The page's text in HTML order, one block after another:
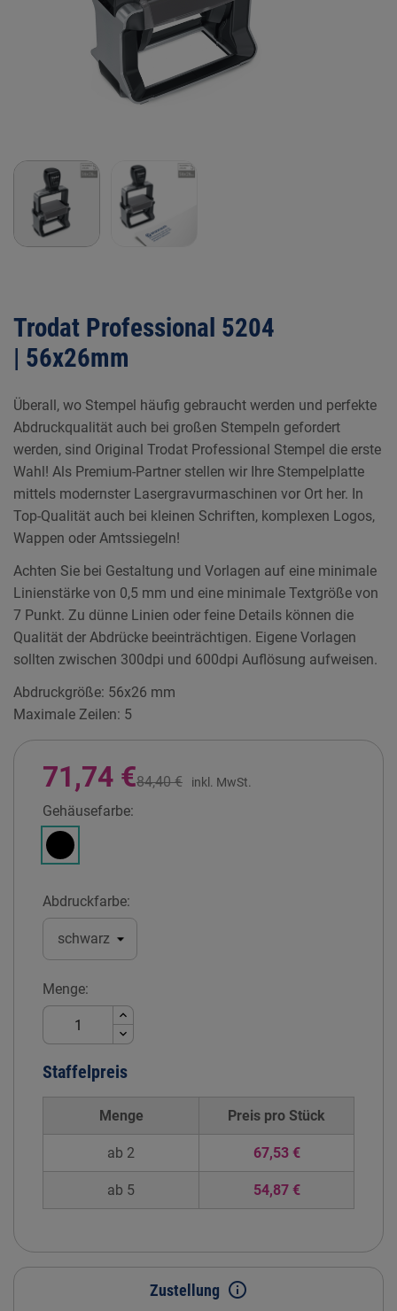
Trodat Professional 5204
| 56x26mm
Überall, wo Stempel häufig gebraucht werden und perfekte
Abdruckqualität auch bei großen Stempeln gefordert
werden, sind Original Trodat Professional Stempel die erste
Wahl! Als Premium-Partner stellen wir Ihre Stempelplatte
mittels modernster Lasergravurmaschinen vor Ort her. In
Top-Qualität auch bei kleinen Schriften, komplexen Logos,
Wappen oder Amtssiegeln!
Achten Sie bei Gestaltung und Vorlagen auf eine minimale
Linienstärke von 0,5 mm und eine minimale Textgröße von
7 Punkt. Zu dünne Linien oder feine Details können die
Qualität der Abdrücke beeinträchtigen. Eigene Vorlagen
sollten zwischen 300dpi und 600dpi Auflösung aufweisen.
Abdruckgröße: 56x26 mm
Maximale Zeilen: 5
71,74 €84,40 € inkl. MwSt.
Gehäusefarbe:
Schwarz
Abdruckfarbe:
Menge:
Staffelpreis
Menge Preis pro Stück
ab 2 67,53 €
ab 5 54,87 €
Zustellung info_outline